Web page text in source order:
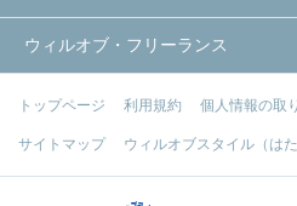
ウィルオブ・フリーランス
トップページ 利用規約 個人情報の取
サイトマップ ウィルオブスタイル（は